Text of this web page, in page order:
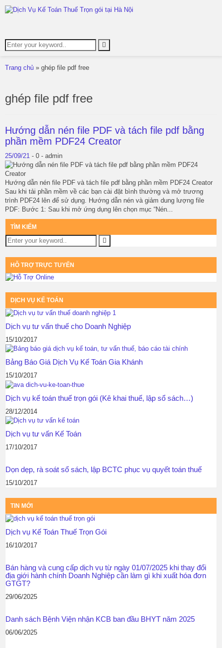
Trang chủ » ghép file pdf free
ghép file pdf free
Hướng dẫn nén file PDF và tách file pdf bằng
phần mềm PDF24 Creator
25/09/21 - 0 - admin
Hướng dẫn nén file PDF và tách file pdf bằng phần mềm PDF24 Creator
Sau khi tải phần mềm về các bạn cài đặt bình thường và mở trương
trình PDF24 lên để sử dụng. Hướng dẫn nén và giảm dung lượng file
PDF: Bước 1: Sau khi mở ứng dụng lên chọn mục “Nén...
TÌM KIẾM
HỖ TRỢ TRỰC TUYẾN
DỊCH VỤ KẾ TOÁN
Dịch vụ tư vấn thuế cho Doanh Nghiệp
15/10/2017
Bảng Báo Giá Dịch Vụ Kế Toán Gia Khánh
15/10/2017
Dịch vụ kế toán thuế trọn gói (Kê khai thuế, lập sổ sách…)
28/12/2014
Dịch vụ tư vấn Kế Toán
17/10/2017
Dọn dẹp, rà soát sổ sách, lập BCTC phục vụ quyết toán thuế
15/10/2017
TIN MỚI
Dịch vụ Kế Toán Thuế Trọn Gói
16/10/2017
Bán hàng và cung cấp dịch vụ từ ngày 01/07/2025 khi thay đổi
địa giới hành chính Doanh Nghiệp cần làm gì khi xuất hóa đơn
GTGT?
29/06/2025
Danh sách Bệnh Viện nhận KCB ban đầu BHYT năm 2025
06/06/2025